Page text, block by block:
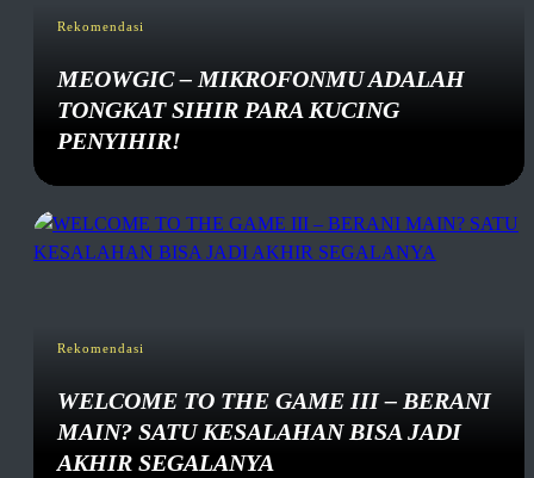
Rekomendasi
MEOWGIC – MIKROFONMU ADALAH
TONGKAT SIHIR PARA KUCING
PENYIHIR!
Rekomendasi
WELCOME TO THE GAME III – BERANI
MAIN? SATU KESALAHAN BISA JADI
AKHIR SEGALANYA